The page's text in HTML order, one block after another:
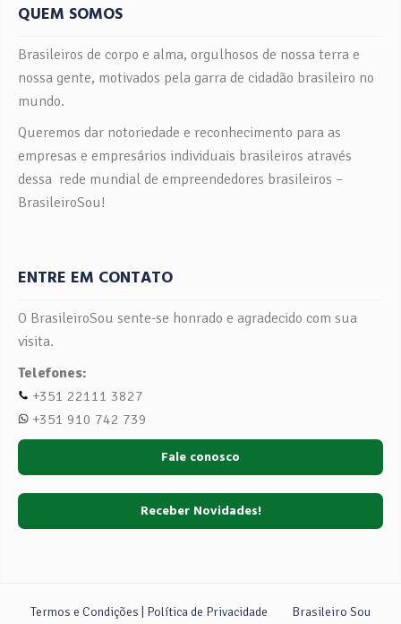
QUEM SOMOS
Brasileiros de corpo e alma, orgulhosos de nossa terra e
nossa gente, motivados pela garra de cidadão brasileiro no
mundo.
Queremos dar notoriedade e reconhecimento para as
empresas e empresários individuais brasileiros através
dessa rede mundial de empreendedores brasileiros –
BrasileiroSou!
ENTRE EM CONTATO
O BrasileiroSou sente-se honrado e agradecido com sua
visita.
Telefones:
+351 22111 3827
+351 910 742 739
Fale conosco
Receber Novidades!
Termos e Condições | Política de Privacidade Brasileiro Sou